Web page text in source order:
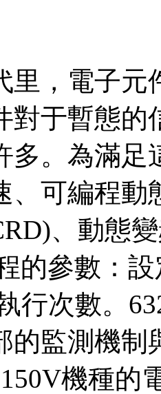
里，電子元
對于暫態
多。為滿足
、可編程動
、動態
的參數：
行次數。
的監測機制
機種的